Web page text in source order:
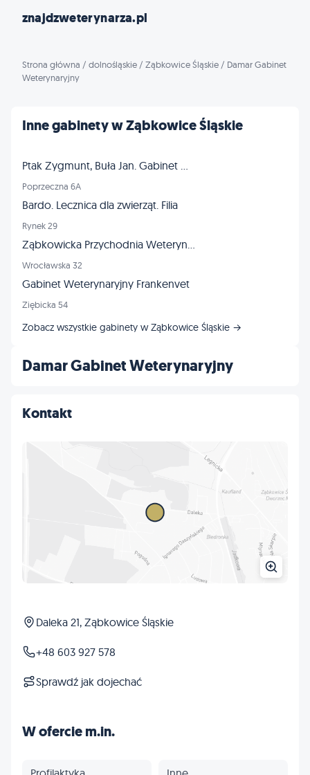
znajdzweterynarza.pl
Strona główna / dolnośląskie / Ząbkowice Śląskie / Damar Gabinet
Weterynaryjny
Damar Gabinet Weterynaryjny
Kontakt
Daleka 21, Ząbkowice Śląskie
+48 603 927 578
Sprawdź jak dojechać
W ofercie m.in.
Inne gabinety w Ząbkowice Śląskie
Ptak Zygmunt, Buła Jan. Gabinet weterynaryjny s.c.
Poprzeczna 6A
Bardo. Lecznica dla zwierząt. Filia
Rynek 29
Ząbkowicka Przychodnia Weterynaryjna
Wrocławska 32
Gabinet Weterynaryjny Frankenvet
Ziębicka 54
Zobacz wszystkie gabinety w Ząbkowice Śląskie →